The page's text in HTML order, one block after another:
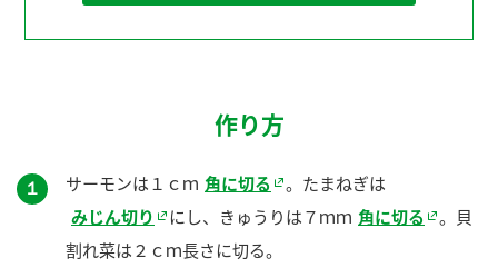
作り方
１ サーモンは１ｃｍ 角に切る
。たまねぎは
みじん切り
にし、きゅうりは７ｍｍ 角に切る
。貝
割れ菜は２ｃｍ長さに切る。